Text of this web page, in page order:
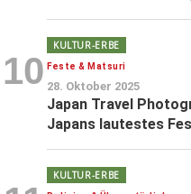
10
KULTUR-ERBE
Feste & Matsuri
28. Oktober 2025
Japan Travel
Japans lautestes
KULTUR-ERBE